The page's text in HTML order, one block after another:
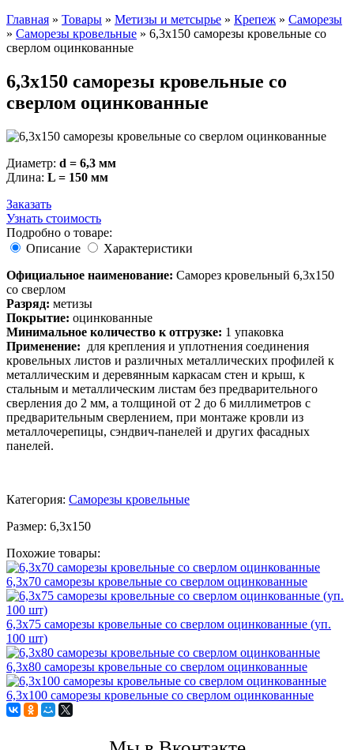
Главная » Товары » Метизы и метсырье » Крепеж » Саморезы
» Саморезы кровельные » 6,3х150 саморезы кровельные со
сверлом оцинкованные
6,3х150 саморезы кровельные со
сверлом оцинкованные
Диаметр: d = 6,3 мм
Длина: L = 150 мм
Заказать
Узнать стоимость
Подробно о товаре:
Описание
Характеристики
Официальное наименование: Саморез кровельный 6,3х150
со сверлом
Разряд: метизы
Покрытие: оцинкованные
Минимальное количество к отгрузке: 1 упаковка
Применение: для крепления и уплотнения соединения
кровельных листов и различных металлических профилей к
металлическим и деревянным каркасам стен и крыш, к
стальным и металлическим листам без предварительного
сверления до 2 мм, а толщиной от 2 до 6 миллиметров с
предварительным сверлением, при монтаже кровли из
металлочерепицы, сэндвич-панелей и других фасадных
панелей.
Категория: Саморезы кровельные
Размер: 6,3х150
Похожие товары:
6,3х70 саморезы кровельные со сверлом оцинкованные
6,3х75 саморезы кровельные со сверлом оцинкованные (уп.
100 шт)
6,3х80 саморезы кровельные со сверлом оцинкованные
6,3х100 саморезы кровельные со сверлом оцинкованные